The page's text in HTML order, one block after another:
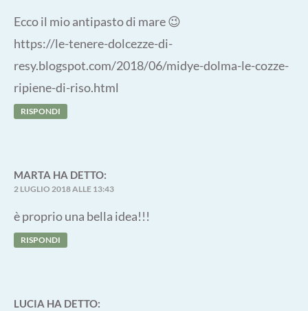
Ecco il mio antipasto di mare 😉
https://le-tenere-dolcezze-di-
resy.blogspot.com/2018/06/midye-dolma-le-cozze-
ripiene-di-riso.html
RISPONDI
MARTA HA DETTO:
2 LUGLIO 2018 ALLE 13:43
è proprio una bella idea!!!
RISPONDI
LUCIA HA DETTO: